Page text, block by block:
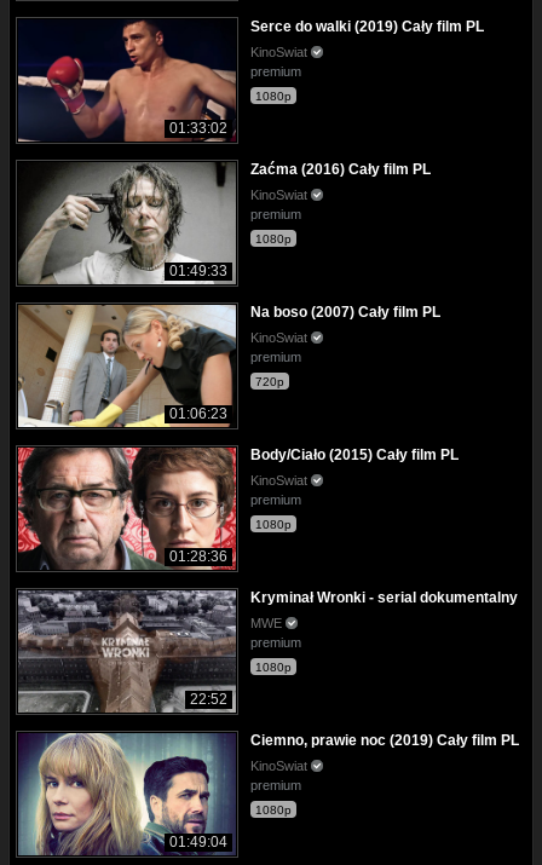
01:33:02
Serce do walki (2019) Cały film PL
KinoSwiat
premium
1080p
01:49:33
Zaćma (2016) Cały film PL
KinoSwiat
premium
1080p
01:06:23
Na boso (2007) Cały film PL
KinoSwiat
premium
720p
01:28:36
Body/Ciało (2015) Cały film PL
KinoSwiat
premium
1080p
22:52
Kryminał Wronki - serial dokumentalny
MWE
premium
1080p
01:49:04
Ciemno, prawie noc (2019) Cały film PL
KinoSwiat
premium
1080p